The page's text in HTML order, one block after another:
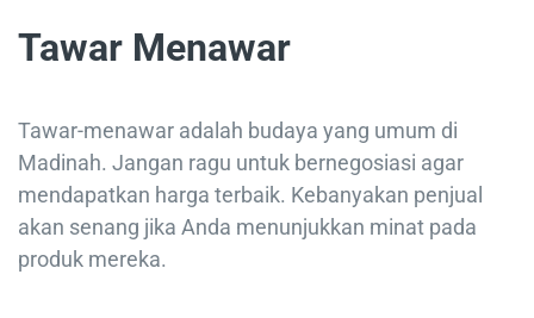
Tawar Menawar
Tawar-menawar adalah budaya yang umum di
Madinah. Jangan ragu untuk bernegosiasi agar
mendapatkan harga terbaik. Kebanyakan penjual
akan senang jika Anda menunjukkan minat pada
produk mereka.